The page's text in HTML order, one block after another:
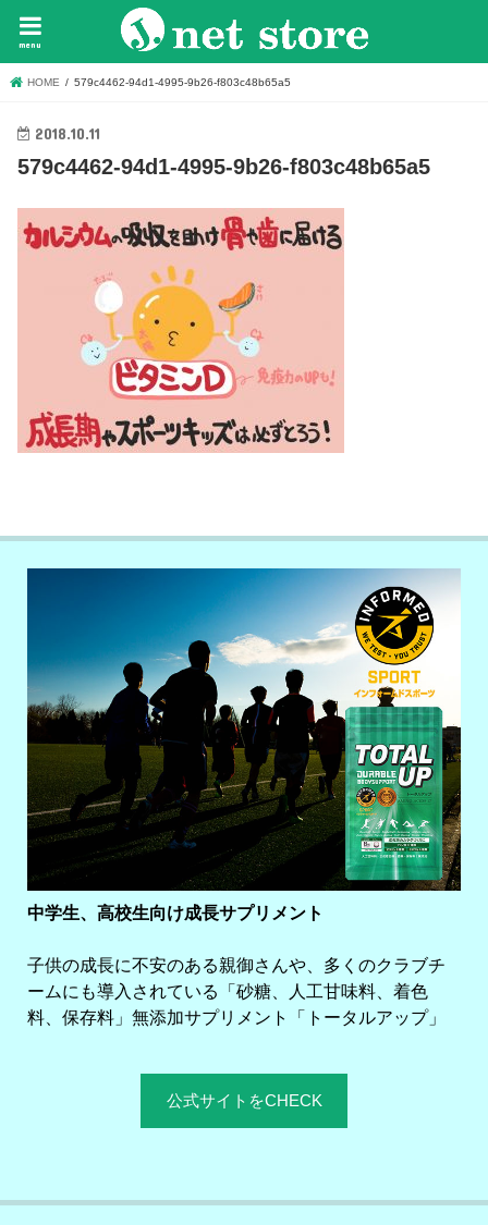
menu
HOME 579c4462-94d1-4995-9b26-f803c48b65a5
2018.10.11
579c4462-94d1-4995-9b26-f803c48b65a5
中学生、高校生向け成長サプリメント
子供の成長に不安のある親御さんや、多くのクラブチ
ームにも導入されている「砂糖、人工甘味料、着色
料、保存料」無添加サプリメント「トータルアップ」
公式サイトをCHECK